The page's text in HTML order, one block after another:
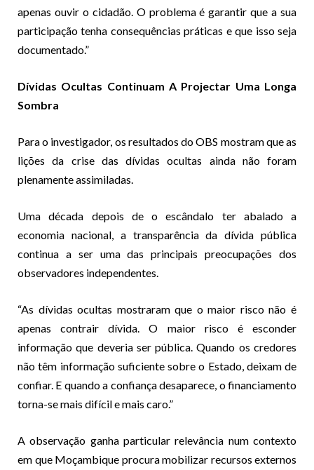
apenas ouvir o cidadão. O problema é garantir que a sua
participação tenha consequências práticas e que isso seja
documentado.”
Dívidas Ocultas Continuam A Projectar Uma Longa
Sombra
Para o investigador, os resultados do OBS mostram que as
lições da crise das dívidas ocultas ainda não foram
plenamente assimiladas.
Uma década depois de o escândalo ter abalado a
economia nacional, a transparência da dívida pública
continua a ser uma das principais preocupações dos
observadores independentes.
“As dívidas ocultas mostraram que o maior risco não é
apenas contrair dívida. O maior risco é esconder
informação que deveria ser pública. Quando os credores
não têm informação suficiente sobre o Estado, deixam de
confiar. E quando a confiança desaparece, o financiamento
torna-se mais difícil e mais caro.”
A observação ganha particular relevância num contexto
em que Moçambique procura mobilizar recursos externos